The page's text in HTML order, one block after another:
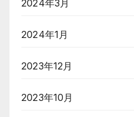
2024年3月
2024年1月
2023年12月
2023年10月